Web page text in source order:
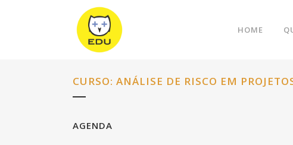
HOME
CURSO: ANÁLISE DE RISCO EM
AGENDA